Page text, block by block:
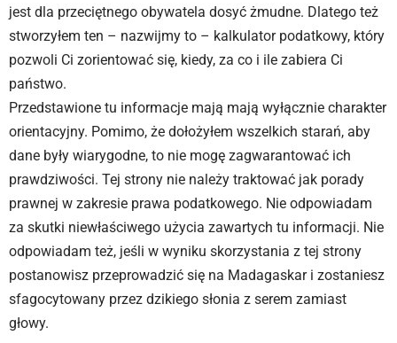
jest dla przeciętnego obywatela dosyć żmudne. Dlatego też
stworzyłem ten – nazwijmy to – kalkulator podatkowy, który
pozwoli Ci zorientować się, kiedy, za co i ile zabiera Ci
państwo.
Przedstawione tu informacje mają mają wyłącznie charakter
orientacyjny. Pomimo, że dołożyłem wszelkich starań, aby
dane były wiarygodne, to nie mogę zagwarantować ich
prawdziwości. Tej strony nie należy traktować jak porady
prawnej w zakresie prawa podatkowego. Nie odpowiadam
za skutki niewłaściwego użycia zawartych tu informacji. Nie
odpowiadam też, jeśli w wyniku skorzystania z tej strony
postanowisz przeprowadzić się na Madagaskar i zostaniesz
sfagocytowany przez dzikiego słonia z serem zamiast
głowy.